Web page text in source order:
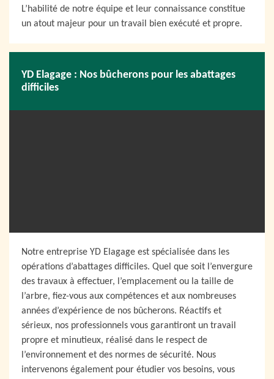
L’habilité de notre équipe et leur connaissance constitue
un atout majeur pour un travail bien exécuté et propre.
YD Elagage : Nos bûcherons pour les abattages
difficiles
Notre entreprise YD Elagage est spécialisée dans les
opérations d’abattages difficiles. Quel que soit l’envergure
des travaux à effectuer, l’emplacement ou la taille de
l’arbre, fiez-vous aux compétences et aux nombreuses
années d’expérience de nos bûcherons. Réactifs et
sérieux, nos professionnels vous garantiront un travail
propre et minutieux, réalisé dans le respect de
l’environnement et des normes de sécurité. Nous
intervenons également pour étudier vos besoins, vous